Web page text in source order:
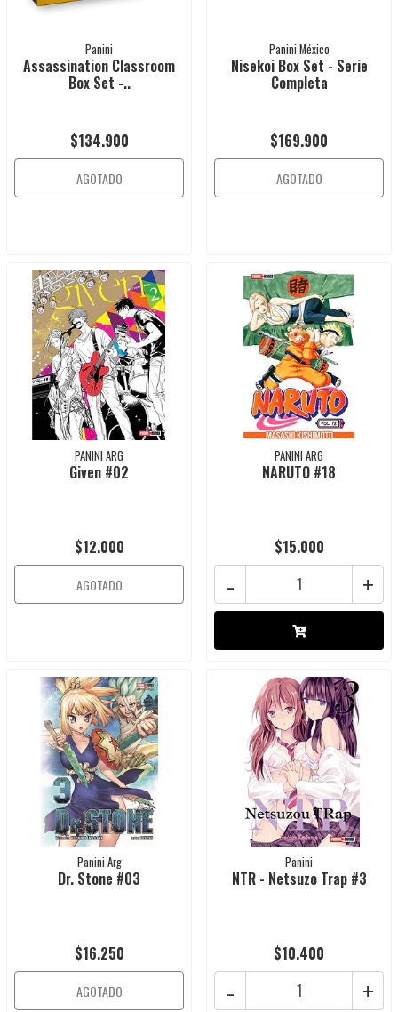
Panini
Assassination Classroom
Box Set -..
$134.900
AGOTADO
Panini México
Nisekoi Box Set - Serie
Completa
$169.900
AGOTADO
PANINI ARG
Given #02
$12.000
AGOTADO
PANINI ARG
NARUTO #18
$15.000
+
-
Panini Arg
Dr. Stone #03
$16.250
AGOTADO
Panini
NTR - Netsuzo Trap #3
$10.400
+
-